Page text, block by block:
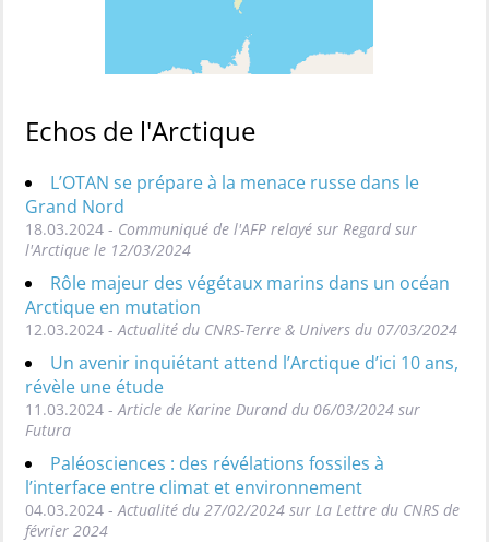
Echos de l'Arctique
L’OTAN se prépare à la menace russe dans le
Grand Nord
18.03.2024 - Communiqué de l'AFP relayé sur Regard sur
l'Arctique le 12/03/2024
Rôle majeur des végétaux marins dans un océan
Arctique en mutation
12.03.2024 - Actualité du CNRS-Terre & Univers du 07/03/2024
Un avenir inquiétant attend l’Arctique d’ici 10 ans,
révèle une étude
11.03.2024 - Article de Karine Durand du 06/03/2024 sur
Futura
Paléosciences : des révélations fossiles à
l’interface entre climat et environnement
04.03.2024 - Actualité du 27/02/2024 sur La Lettre du CNRS de
février 2024